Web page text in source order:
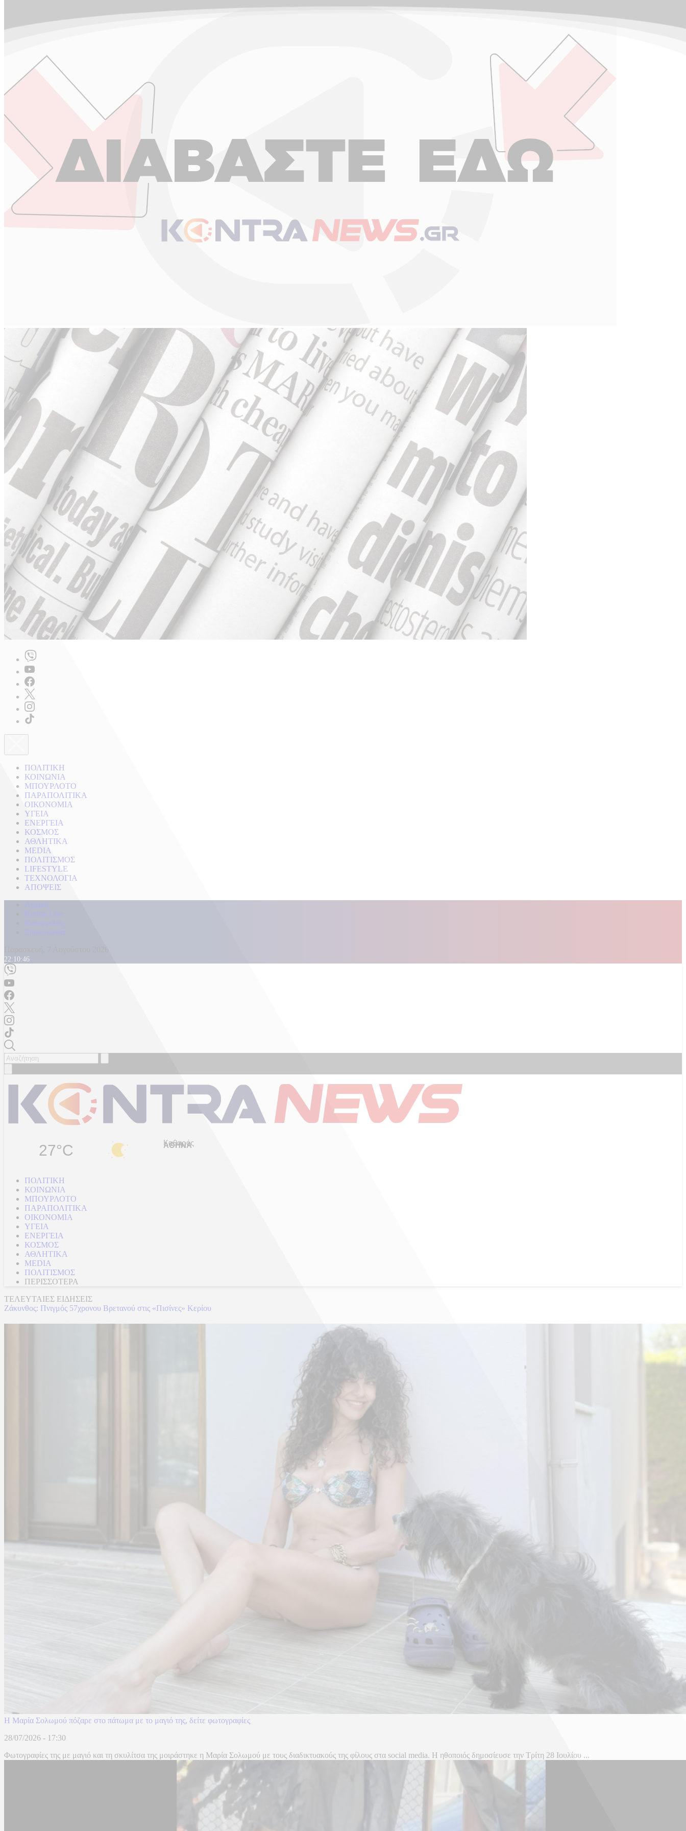
ΠΟΛΙΤΙΚΗ
ΚΟΙΝΩΝΙΑ
ΜΠΟΥΡΛΟΤΟ
ΠΑΡΑΠΟΛΙΤΙΚΑ
ΟΙΚΟΝΟΜΙΑ
ΥΓΕΙΑ
ΕΝΕΡΓΕΙΑ
ΚΟΣΜΟΣ
ΑΘΛΗΤΙΚΑ
MEDIA
ΠΟΛΙΤΙΣΜΟΣ
LIFESTYLE
ΤΕΧΝΟΛΟΓΙΑ
ΑΠΟΨΕΙΣ
Αρχική
Kontra Live
Καταγγελίες
Επικοινωνία
Παρασκευή, 7 Αυγούστου 2026
22:10:48
27°C Καθαρός
ΠΟΛΙΤΙΚΗ
ΚΟΙΝΩΝΙΑ
ΜΠΟΥΡΛΟΤΟ
ΠΑΡΑΠΟΛΙΤΙΚΑ
ΟΙΚΟΝΟΜΙΑ
ΥΓΕΙΑ
ΕΝΕΡΓΕΙΑ
ΚΟΣΜΟΣ
ΑΘΛΗΤΙΚΑ
MEDIA
ΠΟΛΙΤΙΣΜΟΣ
ΠΕΡΙΣΣΟΤΕΡΑ
ΤΕΛΕΥΤΑΙΕΣ ΕΙΔΗΣΕΙΣ
Ζάκυνθος: Πνιγμός 57χρονου Βρετανού στις «Πισίνες» Κερίου
Η Μαρία Σολωμού πόζαρε στο πάτωμα με το μαγιό της, δείτε φωτογραφίες
28/07/2026 - 17:30
Φωτογραφίες της με μαγιό και τη σκυλίτσα της μοιράστηκε η Μαρία Σολωμού με τους διαδικτυακούς της φίλους στα social media. Η ηθοποιός δημοσίευσε την Τρίτη 28 Ιουλίου ...